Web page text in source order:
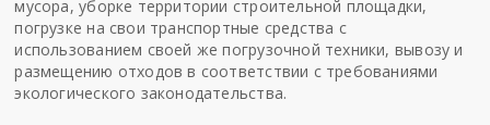
мусора, уборке территории строительной площадки,
погрузке на свои транспортные средства с
использованием своей же погрузочной техники, вывозу и
размещению отходов в соответствии с требованиями
экологического законодательства.